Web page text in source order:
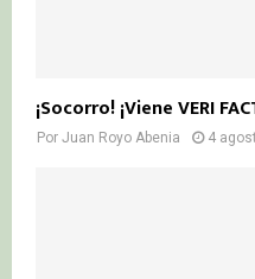
¡Socorro! ¡Viene VERI
Por Juan Royo Abenia 4